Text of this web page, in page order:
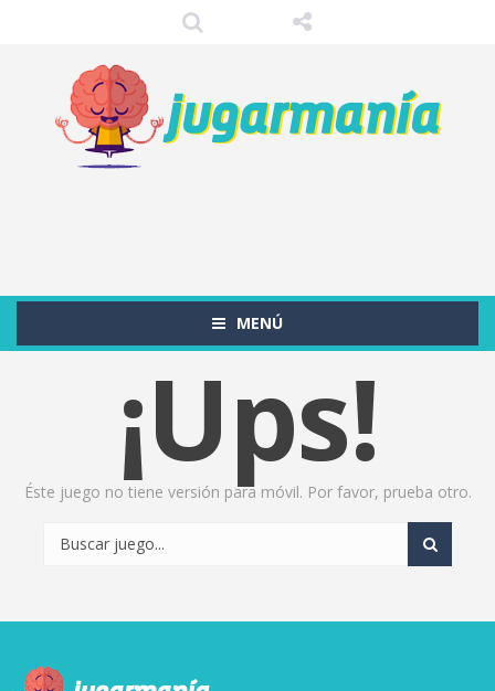
MENÚ
¡Ups!
Éste juego no tiene versión para móvil. Por favor, prueba otro.